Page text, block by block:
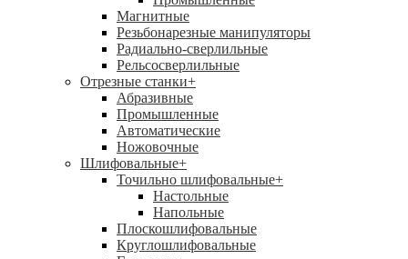
Магнитные
Резьбонарезные манипуляторы
Радиально-сверлильные
Рельсосверлильные
Отрезные станки+
Абразивные
Промышленные
Автоматические
Ножовочные
Шлифовальные+
Точильно шлифовальные+
Настольные
Напольные
Плоскошлифовальные
Круглошлифовальные